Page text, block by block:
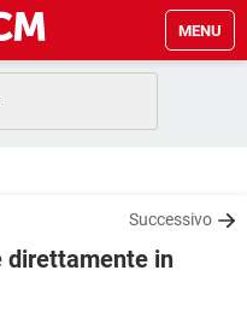
MENU
Successivo
direttamente in